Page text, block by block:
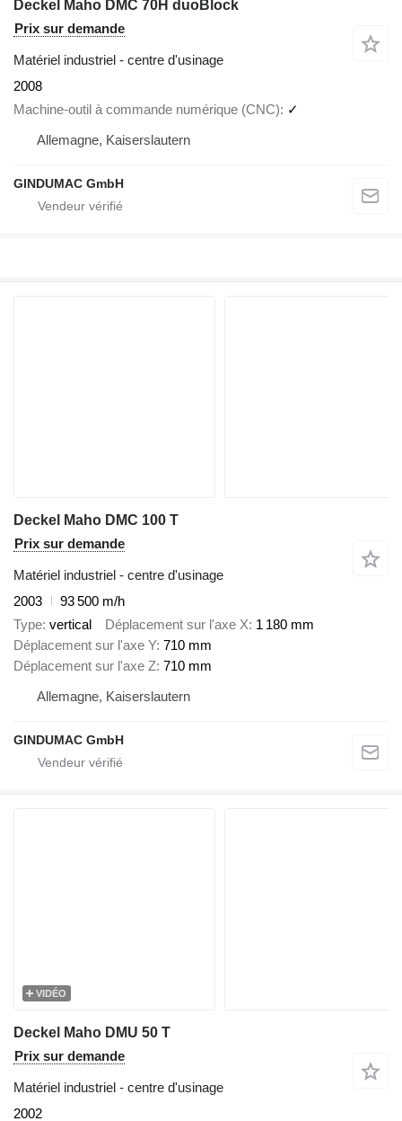
Deckel Maho DMC 70H duoBlock
Prix sur demande
Matériel industriel - centre d'usinage
2008
Machine-outil à commande numérique (CNC)
✓
Allemagne, Kaiserslautern
GINDUMAC GmbH
Deckel Maho DMC 100 T
Prix sur demande
Matériel industriel - centre d'usinage
2003
93 500 m/h
Type vertical Déplacement sur l'axe X 1 180 mm
Déplacement sur l'axe Y 710 mm
Déplacement sur l'axe Z 710 mm
Allemagne, Kaiserslautern
GINDUMAC GmbH
VIDÉO
Deckel Maho DMU 50 T
Prix sur demande
Matériel industriel - centre d'usinage
2002